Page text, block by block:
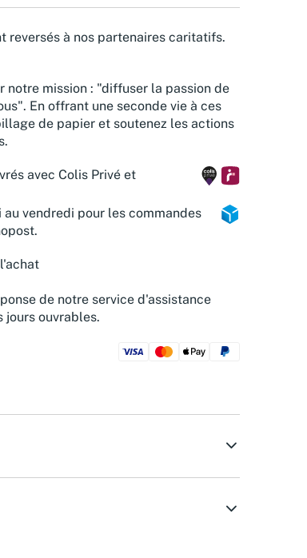
reversés à nos partenaires caritatifs.
notre mission : "diffuser la passion de
En offrant une seconde vie à ces
de papier et soutenez les actions
avec Colis Privé et
vendredi pour les commandes
de notre service d'assistance
jours ouvrables.